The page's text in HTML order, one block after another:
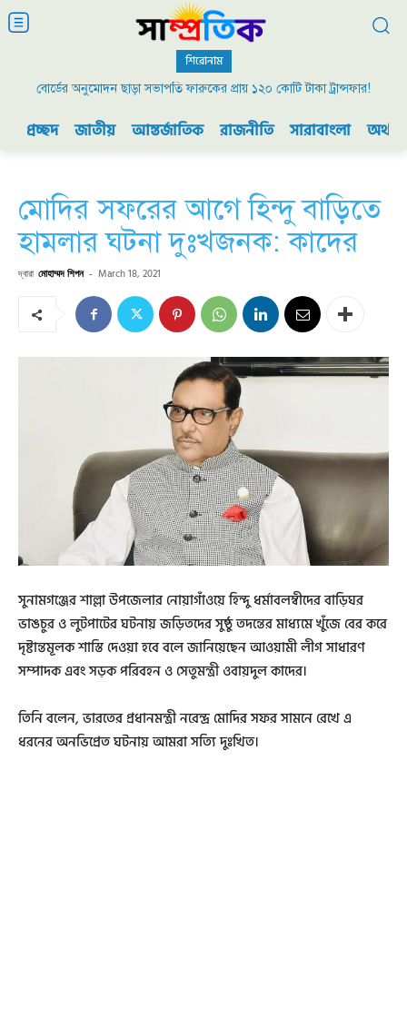
শিরোনাম
বোর্ডের অনুমোদন ছাড়া সভাপতি ফারুকের প্রায় ১২০ কোটি টাকা ট্রান্সফার!
প্রচ্ছদ জাতীয় আন্তর্জাতিক রাজনীতি সারাবাংলা
মোদির সফরের আগে হিন্দু বাড়িতে
হামলার ঘটনা দুঃখজনক: কাদের
দ্বারা মোহাম্মদ শিপন - March 18, 2021
সুনামগঞ্জের শাল্লা উপজেলার নোয়াগাঁওয়ে হিন্দু ধর্মাবলম্বীদের বাড়িঘর
ভাঙচুর ও লুটপাটের ঘটনায় জড়িতদের সুষ্ঠু তদন্তের মাধ্যমে খুঁজে বের করে
দৃষ্টান্তমূলক শাস্তি দেওয়া হবে বলে জানিয়েছেন আওয়ামী লীগ সাধারণ
সম্পাদক এবং সড়ক পরিবহন ও সেতুমন্ত্রী ওবায়দুল কাদের।
তিনি বলেন, ভারতের প্রধানমন্ত্রী নরেন্দ্র মোদির সফর সামনে রেখে এ
ধরনের অনভিপ্রেত ঘটনায় আমরা সত্যি দুঃখিত।